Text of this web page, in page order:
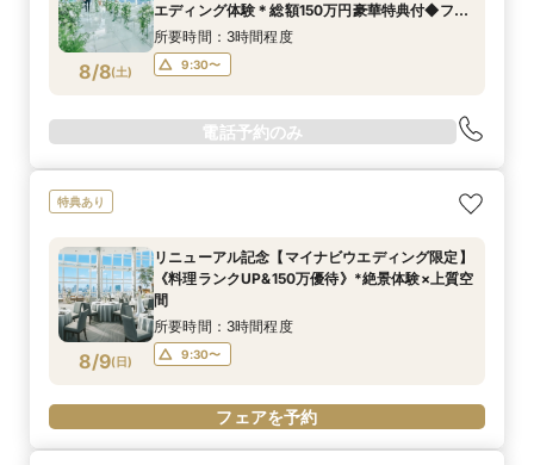
8/8(土)
エディング体験＊総額150万円豪華特典付◆フェ
ア
所要時間：3時間程度
9:30〜
電話予約のみ
特典あり
8/9(日)
リニューアル記念【マイナビウエディング限定】
《料理ランクUP&150万優待》*絶景体験×上質空
間
所要時間：3時間程度
9:30〜
フェアを予約